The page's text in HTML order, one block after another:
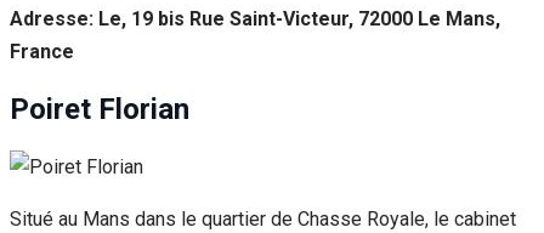
Adresse: Le, 19 bis Rue Saint-Victeur, 72000 Le Mans,
France
Poiret Florian
Situé au Mans dans le quartier de Chasse Royale, le cabinet